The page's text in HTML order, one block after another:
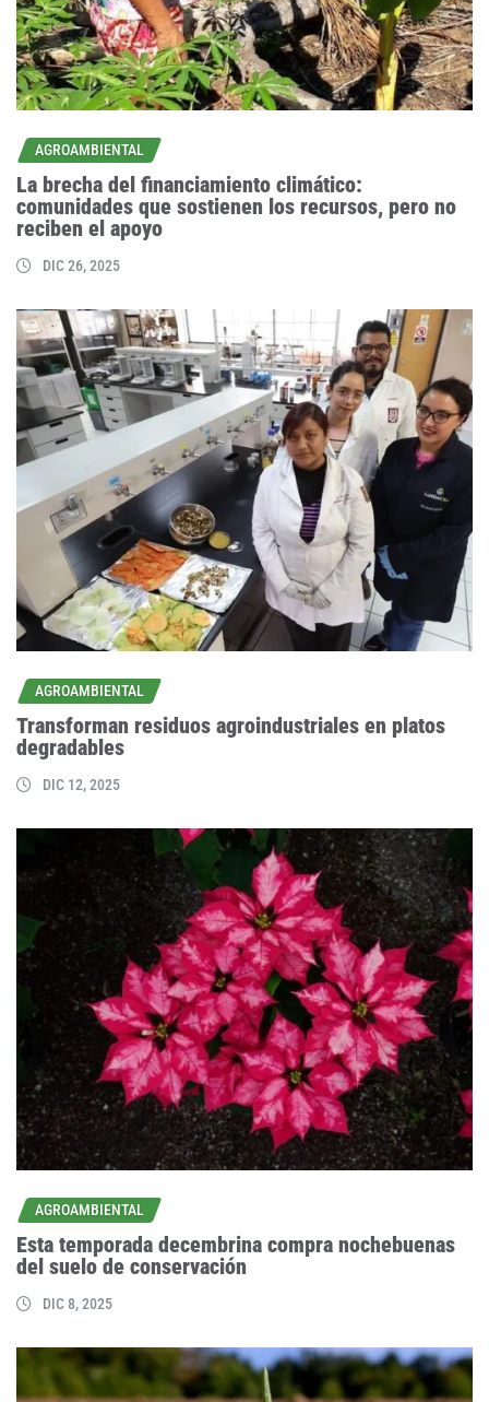
AGROAMBIENTAL
La brecha del financiamiento climático:
comunidades que sostienen los recursos, pero no
reciben el apoyo
DIC 26, 2025
AGROAMBIENTAL
Transforman residuos agroindustriales en platos
degradables
DIC 12, 2025
AGROAMBIENTAL
Esta temporada decembrina compra nochebuenas
del suelo de conservación
DIC 8, 2025